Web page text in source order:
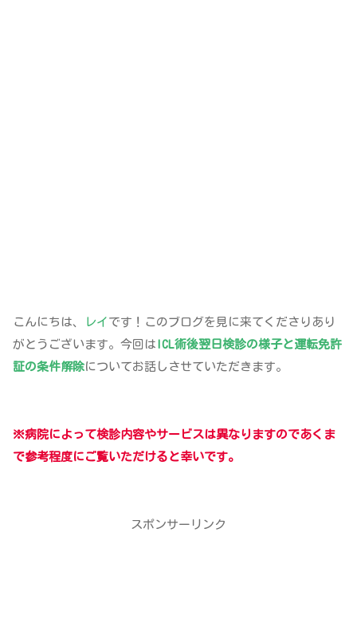
こんにちは、 レイ です！このブログを見に来てくださりあり
がとうございます。今回は ICL術後翌日検診の様子と運転免許
証の条件解除についてお話しさせていただきます。
※病院によって検診内容やサービスは異なりますのであくま
で参考程度にご覧いただけると幸いです。
スポンサーリンク